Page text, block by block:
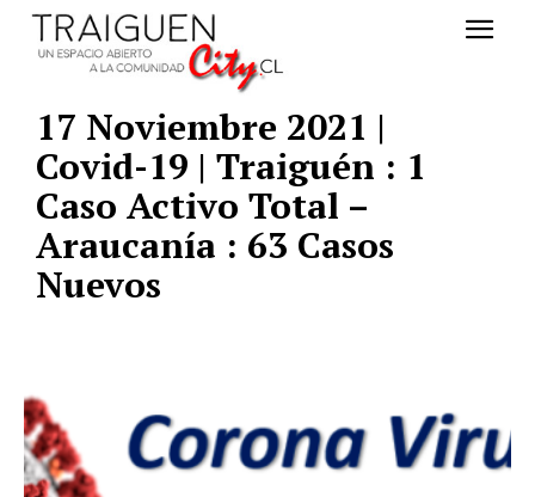
17 Noviembre 2021 |
Covid-19 | Traiguén : 1
Caso Activo Total –
Araucanía : 63 Casos
Nuevos